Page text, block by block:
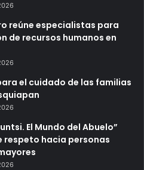
reúne especialistas para
de recursos humanos en
el cuidado de las familias
El Mundo del Abuelo”
respeto hacia personas